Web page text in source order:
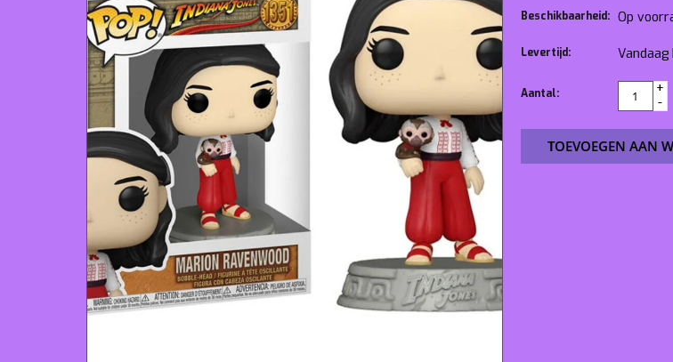
Beschikbaarheid: Op
Levertijd:
Aantal:
+
-
TOEVOEGEN AAN